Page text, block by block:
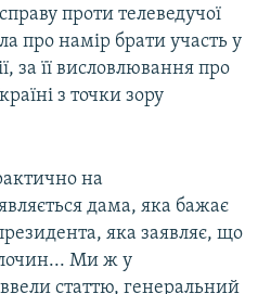
проти телеведучої
про намір брати участь у
за її висловлювання про
з точки зору
на
дама, яка бажає
яка заявляє, що
Ми ж у
статтю, генеральний